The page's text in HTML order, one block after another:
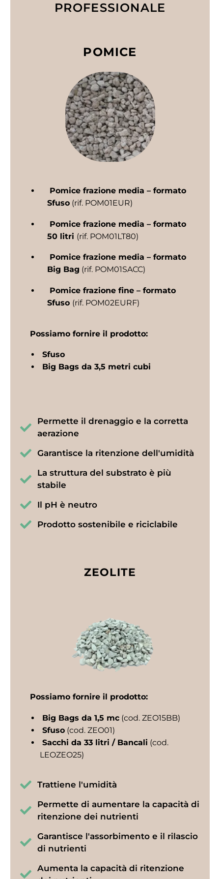
PROFESSIONALE
POMICE
Pomice frazione media – formato
Sfuso (rif. POM01EUR)
Pomice frazione media – formato
50 litri (rif. POM01LT80)
Pomice frazione media – formato
Big Bag (rif. POM01SACC)
Pomice frazione fine – formato
Sfuso (rif. POM02EURF)
Possiamo fornire il prodotto:
Sfuso
Big Bags da 3,5 metri cubi
Permette il drenaggio e la corretta
aerazione
Garantisce la ritenzione dell'umidità
La struttura del substrato è più
stabile
Il pH è neutro
Prodotto sostenibile e riciclabile
ZEOLITE
Possiamo fornire il prodotto:
Big Bags da 1,5 mc (cod. ZEO15BB)
Sfuso (cod. ZEO01)
Sacchi da 33 litri / Bancali (cod.
LEOZEO25)
Trattiene l'umidità
Permette di aumentare la capacità di
ritenzione dei nutrienti
Garantisce l'assorbimento e il rilascio
di nutrienti
Aumenta la capacità di ritenzione